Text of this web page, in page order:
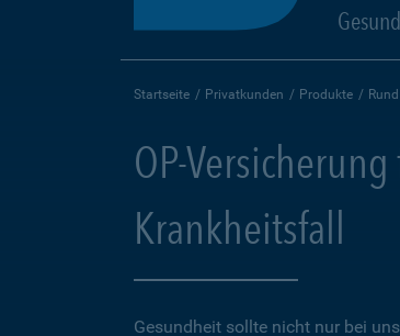
Startseite Privatkunden Produkte
OP-
Krankheitsfall
Gesundheit sollte nicht nur bei